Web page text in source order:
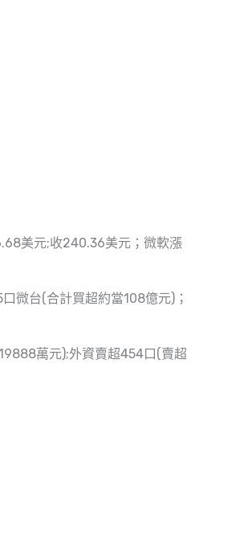
美元;收240.36美元；微軟漲
微台(合計買超約當108億元)；
萬元);外資賣超454口(賣超